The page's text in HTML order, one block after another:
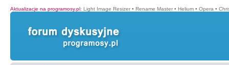
Aktualizacje na programosy.pl: Light Image Resizer • Rename Master • Helium • Opera •